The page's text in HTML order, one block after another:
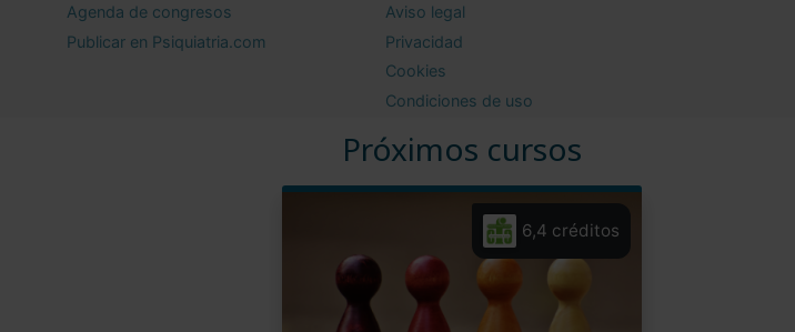
Próximos cursos
6,4 créditos
Agenda de congresos
Publicar en Psiquiatria.com
Aviso legal
Privacidad
Cookies
Condiciones de uso